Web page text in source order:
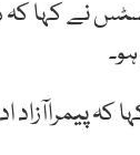
کہا کہ ھم